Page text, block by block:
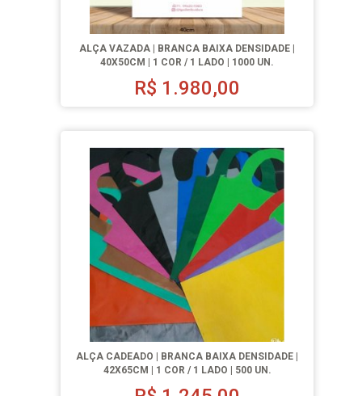
ALÇA VAZADA | BRANCA BAIXA DENSIDADE |
40X50CM | 1 COR / 1 LADO | 1000 UN.
R$ 1.980,00
ALÇA CADEADO | BRANCA BAIXA DENSIDADE |
42X65CM | 1 COR / 1 LADO | 500 UN.